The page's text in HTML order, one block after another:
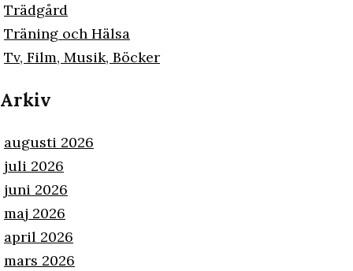
Trädgård
Träning och Hälsa
Tv, Film, Musik, Böcker
Arkiv
augusti 2026
juli 2026
juni 2026
maj 2026
april 2026
mars 2026